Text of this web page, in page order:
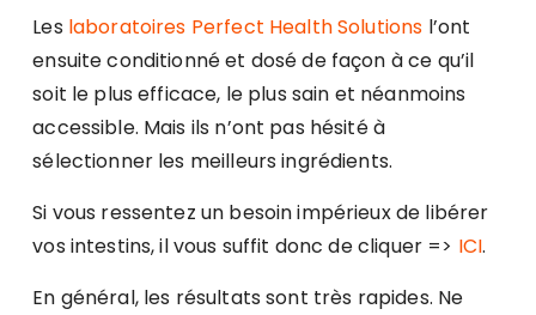
Les laboratoires Perfect Health Solutions l’ont
ensuite conditionné et dosé de façon à ce qu’il
soit le plus efficace, le plus sain et néanmoins
accessible. Mais ils n’ont pas hésité à
sélectionner les meilleurs ingrédients.
Si vous ressentez un besoin impérieux de libérer
vos intestins, il vous suffit donc de cliquer => ICI.
En général, les résultats sont très rapides. Ne